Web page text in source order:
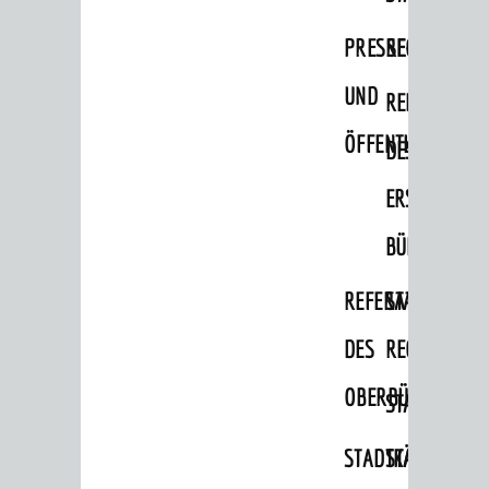
PRESSE-
UND REFERAT
DES
ERSTEN
REFERAT
DES
STABSSTELLE
RECHT
STADTKÄMMEREI
Vermiete doch an deine Stadt